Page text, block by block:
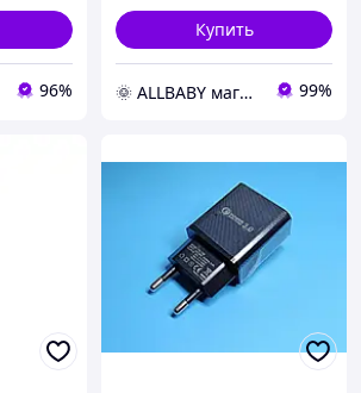
96%
Купить
🌞 ALLBABY магазин товаров для детей 99%